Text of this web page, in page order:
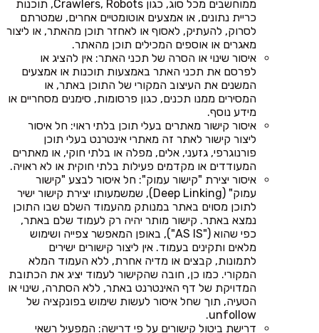
ממוחשבים מכל סוג, כגון Crawlers, Robots, תוכנות
כריית נתונים, או אמצעים אוטומטיים אחרים, שמטרתם
לסרוק, להעתיק, לאסוף או לאחזר תוכן מהאתר, או ליצור
מאגרים או אוספים המכילים תוכן מהאתר.
איסור שינוי או הסרה של תכני האתר: אין להציג או
לפרסם את תכני האתר באמצעות תוכנות או אמצעים
המשנים את העיצוב המקורי של התוכן באתר, או
המסירים ממנו תכנים, כגון פרסומות, סימנים מסחריים או
מידע נוסף.
איסור קישור מאתרים בעלי תוכן בלתי ראוי: חל איסור
ליצור קישור לאתר זה מאתרי אינטרנט בעלי תוכן
פורנוגרפי, גזעני, אלים, מפלה או בלתי חוקי, או מאתרים
המעודדים או מקדמים פעילות בלתי חוקית או לא ראויה.
איסור יצירת "קישור עמוק": חל איסור לבצע "קישור
עמוק" (Deep Linking), שמשמעותו יצירת קישור ישיר
לתוכן מסוים באתר במנותק מהעמוד השלם שבו התוכן
נמצא באתר. קישור מותר יהיה רק לעמוד שלם באתר,
כפי שהוא ("AS IS"), באופן המאפשר צפייה ושימוש
מלאים ותקינים בעמוד. אין ליצור קישורים ישירים
לתמונות, קבצים או מדיה אחרת, ללא העמוד המלא
המקורי. כמו כן, חובה שהקישור לעמוד יציג את הכתובת
המדויקת של דף האינטרנט באתר, ללא הסתרה, שינוי או
הטעיה, תוך שחל איסור לעשות שימוש בפונקציה של
unfollow.
דרישת ביטול קישורים על פי דרישה: המפעיל רשאי